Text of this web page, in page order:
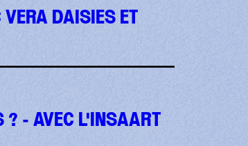
DAISIES ET
? - AVEC L'INSAART